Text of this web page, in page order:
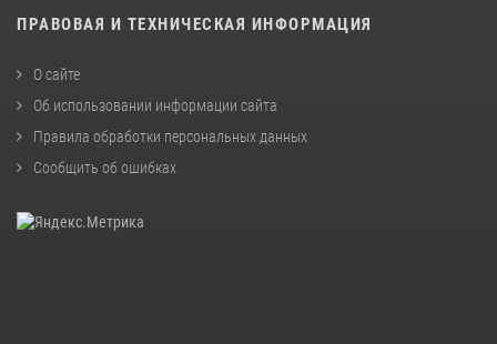
ПРАВОВАЯ И ТЕХНИЧЕСКАЯ ИНФОРМАЦИЯ
О сайте
Об использовании информации сайта
Правила обработки персональных данных
Сообщить об ошибках